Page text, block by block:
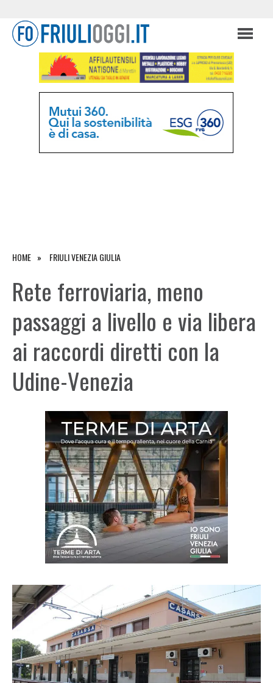
HOME FRIULI VENEZIA GIULIA
Rete ferroviaria, meno
passaggi a livello e via libera
ai raccordi diretti con la
Udine-Venezia